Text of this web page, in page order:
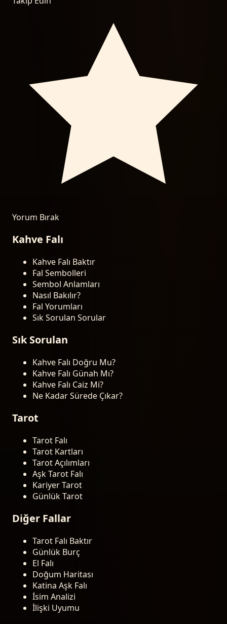
Yorum Bırak
Kahve Falı
Kahve Falı Baktır
Fal Sembolleri
Sembol Anlamları
Nasıl Bakılır?
Fal Yorumları
Sık Sorulan Sorular
Sık Sorulan
Kahve Falı Doğru Mu?
Kahve Falı Günah Mı?
Kahve Falı Caiz Mi?
Ne Kadar Sürede Çıkar?
Tarot
Tarot Falı
Tarot Kartları
Tarot Açılımları
Aşk Tarot Falı
Kariyer Tarot
Günlük Tarot
Diğer Fallar
Tarot Falı Baktır
Günlük Burç
El Falı
Doğum Haritası
Katina Aşk Falı
İsim Analizi
İlişki Uyumu